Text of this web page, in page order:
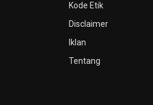
Kode Etik
Disclaimer
Iklan
Tentang